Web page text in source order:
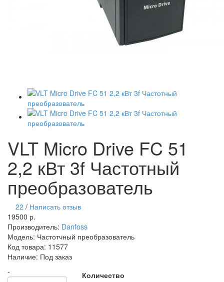
VLT Micro Drive FC 51
2,2 кВт 3f Частотный
преобразователь
22 / Написать отзыв
19500 р.
Производитель: Danfoss
Модель: Частотчный преобразователь
Код товара: 11577
Наличие: Под заказ
Количество
-